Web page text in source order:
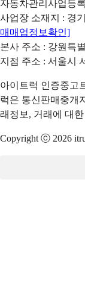
자동차관리사업등
사업장 소재지 : 경
매매업정보확인]
본사 주소 : 강원특
지점 주소 : 서울시
아이트럭 인증중고
럭은 통신판매중개
래정보, 거래에 대
Copyright ⓒ 2026